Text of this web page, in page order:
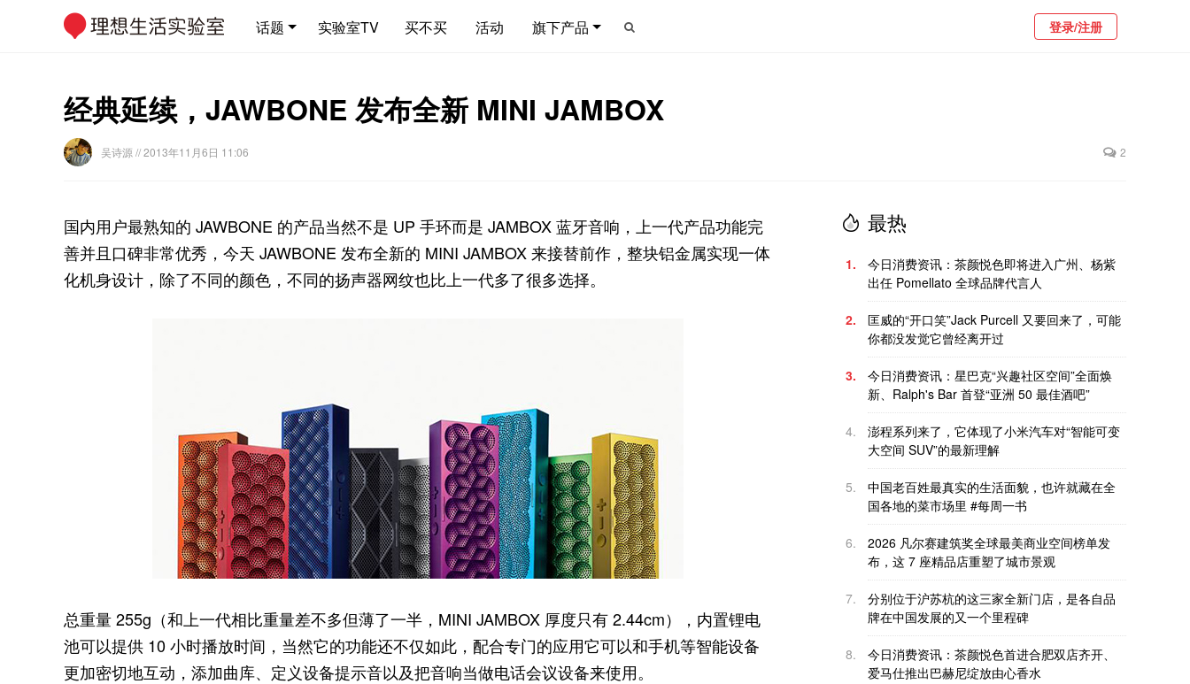
话题 实验室TV 买不买 活动 旗下产品 登录/注册
经典延续，JAWBONE 发布全新 MINI JAMBOX
吴诗源 // 2013年11月6日 11:06 2
国内用户最熟知的 JAWBONE 的产品当然不是 UP 手环而是 JAMBOX 蓝牙音响，上一代产品功能完
善并且口碑非常优秀，今天 JAWBONE 发布全新的 MINI JAMBOX 来接替前作，整块铝金属实现一体
化机身设计，除了不同的颜色，不同的扬声器网纹也比上一代多了很多选择。
总重量 255g（和上一代相比重量差不多但薄了一半，MINI JAMBOX 厚度只有 2.44cm），内置锂电
池可以提供 10 小时播放时间，当然它的功能还不仅如此，配合专门的应用它可以和手机等智能设备
更加密切地互动，添加曲库、定义设备提示音以及把音响当做电话会议设备来使用。
最热
1.
今日消费资讯：茶颜悦色即将进入广州、杨紫
出任 Pomellato 全球品牌代言人
2.
匡威的“开口笑”Jack Purcell 又要回来了，可能
你都没发觉它曾经离开过
3.
今日消费资讯：星巴克“兴趣社区空间”全面焕
新、Ralph's Bar 首登“亚洲 50 最佳酒吧”
4.
澎程系列来了，它体现了小米汽车对“智能可变
大空间 SUV”的最新理解
5.
中国老百姓最真实的生活面貌，也许就藏在全
国各地的菜市场里 #每周一书
6.
2026 凡尔赛建筑奖全球最美商业空间榜单发
布，这 7 座精品店重塑了城市景观
7.
分别位于沪苏杭的这三家全新门店，是各自品
牌在中国发展的又一个里程碑
8.
今日消费资讯：茶颜悦色首进合肥双店齐开、
爱马仕推出巴赫尼绽放由心香水